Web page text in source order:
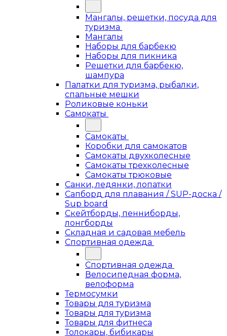
Мангалы, решетки, посуда для
туризма
Мангалы
Наборы для барбекю
Наборы для пикника
Решетки для барбекю,
шампура
Палатки для туризма, рыбалки,
спальные мешки
Роликовые коньки
Самокаты
Самокаты
Коробки для самокатов
Самокаты двухколесные
Самокаты трехколесные
Самокаты трюковые
Санки, ледянки, лопатки
Сапборд для плавания / SUP-доска /
Sup board
Скейтборды, пенниборды,
лонгборды
Складная и садовая мебель
Спортивная одежда
Спортивная одежда
Велосипедная форма,
велоформа
Термосумки
Товары для туризма
Товары для туризма
Товары для фитнеса
Толокары, бибикары